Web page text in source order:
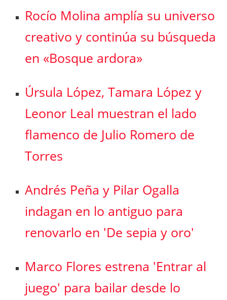
Rocío Molina amplía su universo
creativo y continúa su búsqueda
en «Bosque ardora»
Úrsula López, Tamara López y
Leonor Leal muestran el lado
flamenco de Julio Romero de
Torres
Andrés Peña y Pilar Ogalla
indagan en lo antiguo para
renovarlo en 'De sepia y oro'
Marco Flores estrena 'Entrar al
juego' para bailar desde lo